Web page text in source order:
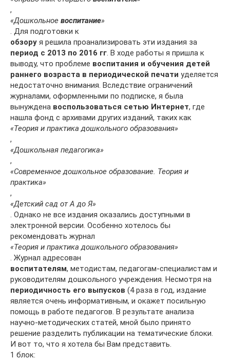
,
«Дошкольное воспитание»
. Для подготовки к
обзору я решила проанализировать эти издания за
период с 2013 по 2016 гг. В ходе работы я пришла к
выводу, что проблеме воспитания и обучения детей
раннего возраста в периодической печати уделяется
недостаточно внимания. Вследствие ограничений
журналами, оформленными по подписке, я была
вынуждена воспользоваться сетью Интернет, где
нашла фонд с архивами других изданий, таких как
«Теория и практика дошкольного образования»
,
«Дошкольная педагогика»
,
«Современное дошкольное образование. Теория и
практика»
,
«Детский сад от А до Я»
. Однако не все издания оказались доступными в
электронной версии. Особенно хотелось бы
рекомендовать журнал
«Теория и практика дошкольного образования»
. Журнал адресован
воспитателям, методистам, педагогам-специалистам и
руководителям дошкольного учреждения. Несмотря на
периодичность его выпусков (4 раза в год, издание
является очень информативным, и окажет посильную
помощь в работе педагогов. В результате анализа
научно-методических статей, мной было принято
решение разделить публикации на тематические блоки.
И вот то, что я хотела бы Вам представить.
1 блок: